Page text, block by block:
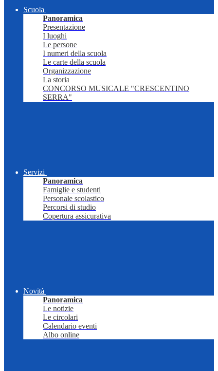
Scuola
Panoramica
Presentazione
I luoghi
Le persone
I numeri della scuola
Le carte della scuola
Organizzazione
La storia
CONCORSO MUSICALE "CRESCENTINO
SERRA"
Servizi
Panoramica
Famiglie e studenti
Personale scolastico
Percorsi di studio
Copertura assicurativa
Novità
Panoramica
Le notizie
Le circolari
Calendario eventi
Albo online